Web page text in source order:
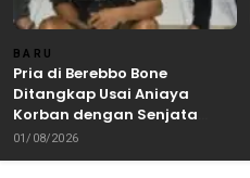
BARU
Pria di Berebbo Bone
Ditangkap Usai Aniaya
Korban dengan Senjata
Tajam
01/08/2026